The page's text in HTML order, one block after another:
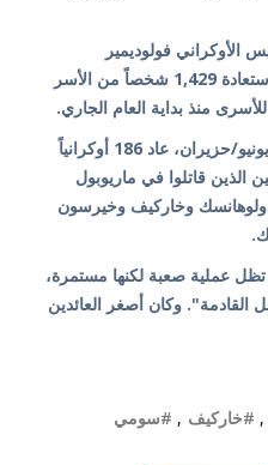
الأوكراني فولوديمير
زيلينسكي أن أوكرانيا تمكنت من استعادة 1,429 شخصاً من الأسر
وفي آخر عملية تبادل جرت في 5 يونيو/حزيران، عاد 186 أوكرانياً
الذين قاتلوا في ماريوبول
وخاركيف وخيرسون
عملية صعبة لكنها مستمرة،
القادمة". وكان أصغر العائدين
, #خاركيف , #سومي